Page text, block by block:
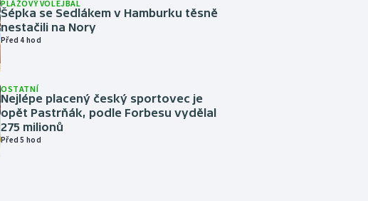
PLÁŽOVÝ VOLEJBAL
Šépka se Sedlákem v Hamburku těsně
nestačili na Nory
Před 4 hod
OSTATNÍ
Nejlépe placený český sportovec je
opět Pastrňák, podle Forbesu vydělal
275 milionů
Před 5 hod